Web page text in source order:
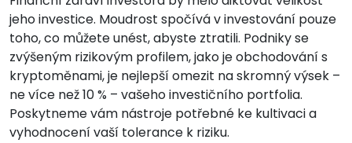
jeho investice. Moudrost spočívá v investování pouze
toho, co můžete unést, abyste ztratili. Podniky se
zvýšeným rizikovým profilem, jako je obchodování s
kryptoměnami, je nejlepší omezit na skromný výsek –
ne více než 10 % – vašeho investičního portfolia.
Poskytneme vám nástroje potřebné ke kultivaci a
vyhodnocení vaší tolerance k riziku.